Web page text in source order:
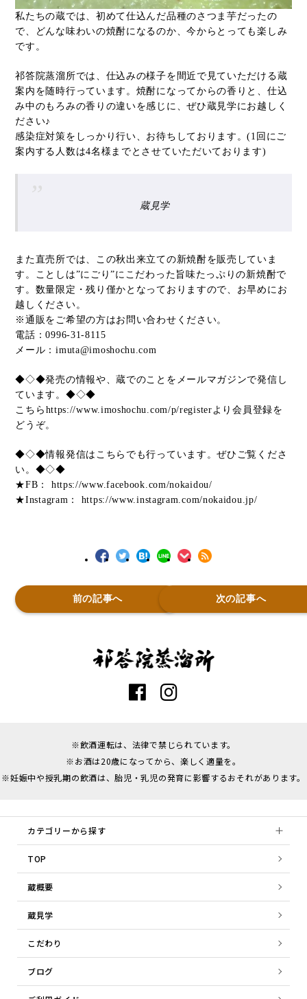
私たちの蔵では、初めて仕込んだ品種のさつま芋だったの
で、どんな味わいの焼酎になるのか、今からとっても楽しみ
です。
祁答院蒸溜所では、仕込みの様子を間近で見ていただける蔵
案内を随時行っています。焼酎になってからの香りと、仕込
み中のもろみの香りの違いを感じに、ぜひ蔵見学にお越しく
ださい♪
感染症対策をしっかり行い、お待ちしております。(1回にご
案内する人数は4名様までとさせていただいております)
蔵見学
また直売所では、この秋出来立ての新焼酎を販売していま
す。ことしは”にごり”にこだわった旨味たっぷりの新焼酎で
す。数量限定・残り僅かとなっておりますので、お早めにお
越しください。
※通販をご希望の方はお問い合わせください。
電話：0996-31-8115
メール：imuta@imoshochu.com
◆◇◆発売の情報や、蔵でのことをメールマガジンで発信し
ています。◆◇◆
こちら https://www.imoshochu.com/p/register より会員登録を
どうぞ。
◆◇◆情報発信はこちらでも行っています。ぜひご覧くださ
い。◆◇◆
★FB： https://www.facebook.com/nokaidou/
★Instagram： https://www.instagram.com/nokaidou.jp/
前の記事へ 次の記事へ
※飲酒運転は、法律で禁じられています。
※お酒は20歳になってから、楽しく適量を。
※妊娠中や授乳期の飲酒は、胎児・乳児の発育に影響するおそれがあります。
カテゴリーから探す
TOP
蔵概要
蔵見学
こだわり
ブログ